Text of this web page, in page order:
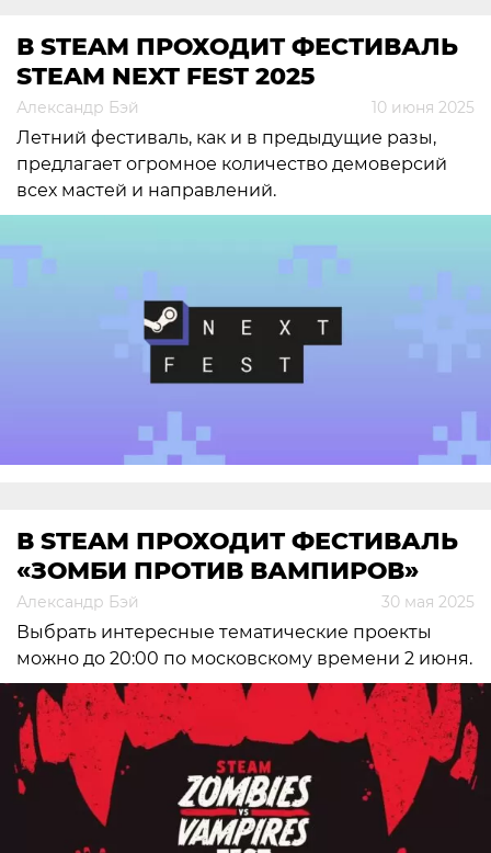
В STEAM ПРОХОДИТ ФЕСТИВАЛЬ
STEAM NEXT FEST 2025
Александр Бэй 10 июня 2025
Летний фестиваль, как и в предыдущие разы,
предлагает огромное количество демоверсий
всех мастей и направлений.
В STEAM ПРОХОДИТ ФЕСТИВАЛЬ
«ЗОМБИ ПРОТИВ ВАМПИРОВ»
Александр Бэй 30 мая 2025
Выбрать интересные тематические проекты
можно до 20:00 по московскому времени 2 июня.